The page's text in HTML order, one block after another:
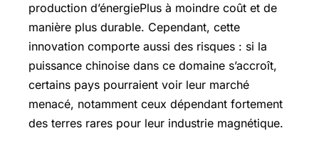
production d’énergiePlus à moindre coût et de
manière plus durable. Cependant, cette
innovation comporte aussi des risques : si la
puissance chinoise dans ce domaine s’accroît,
certains pays pourraient voir leur marché
menacé, notamment ceux dépendant fortement
des terres rares pour leur industrie magnétique.